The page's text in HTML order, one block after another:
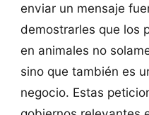
enviar un mensaje
demostrarles que los
en animales no
sino que también es
negocio. Estas